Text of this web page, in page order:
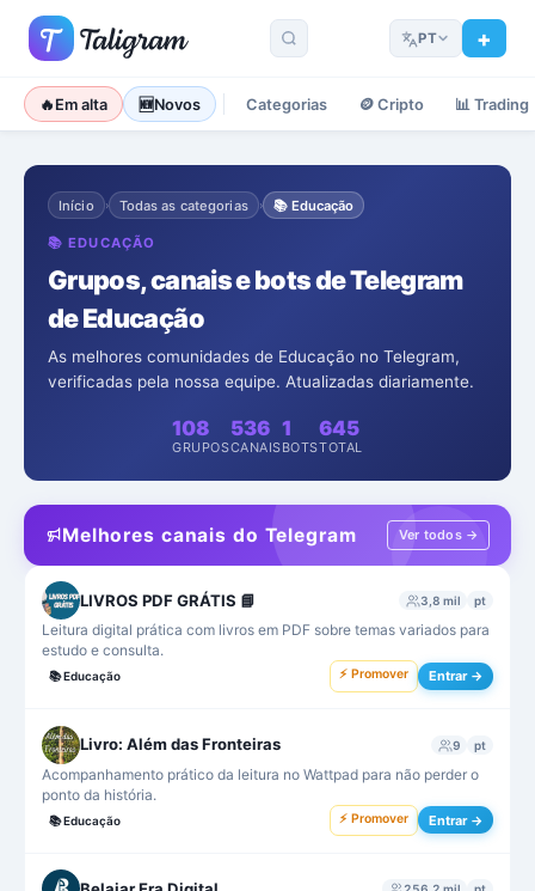
PT
🔥 Em alta 🆕Novos Categorias 🪙 Cripto 📊 Trading
Início › Todas as categorias › 📚 Educação
📚 EDUCAÇÃO
Grupos, canais e bots de Telegram
de Educação
As melhores comunidades de Educação no Telegram,
verificadas pela nossa equipe. Atualizadas diariamente.
108
GRUPOS
536
CANAIS
1
BOTS
645
TOTAL
Melhores canais do Telegram Ver todos →
LIVROS PDF GRÁTIS 📘 3,8 mil pt
Leitura digital prática com livros em PDF sobre temas variados para
estudo e consulta.
📚Educação ⚡ Promover Entrar →
Livro: Além das Fronteiras 9 pt
Acompanhamento prático da leitura no Wattpad para não perder o
ponto da história.
📚Educação ⚡ Promover Entrar →